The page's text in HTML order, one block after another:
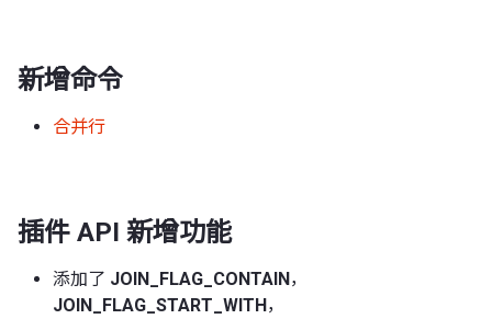
新增命令
合并行
插件 API 新增功能
添加了 JOIN_FLAG_CONTAIN，
JOIN_FLAG_START_WITH，